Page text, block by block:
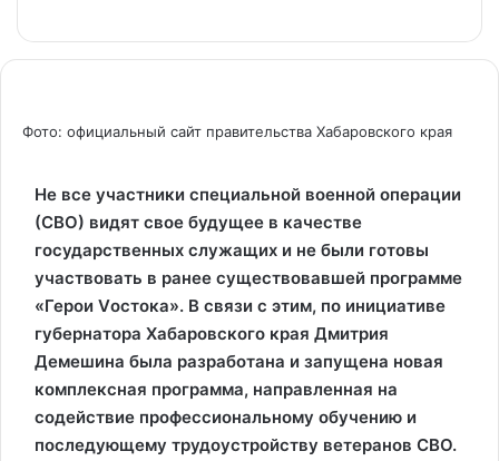
Фото: официальный сайт правительства Хабаровского края
Не все участники специальной военной операции
(СВО) видят свое будущее в качестве
государственных служащих и не были готовы
участвовать в ранее существовавшей программе
«Герои Vостока». В связи с этим, по инициативе
губернатора Хабаровского края Дмитрия
Демешина была разработана и запущена новая
комплексная программа, направленная на
содействие профессиональному обучению и
последующему трудоустройству ветеранов СВО.